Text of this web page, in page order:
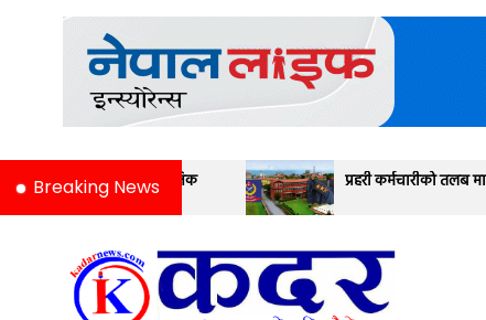
Breaking Newsप्रहरी कर्मचारीको तलब मापन यस्तो छ